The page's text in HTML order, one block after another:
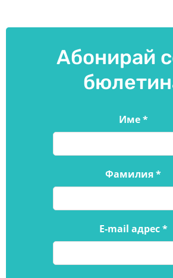
Абонирай
Име*
Фамилия*
E-mail адрес*